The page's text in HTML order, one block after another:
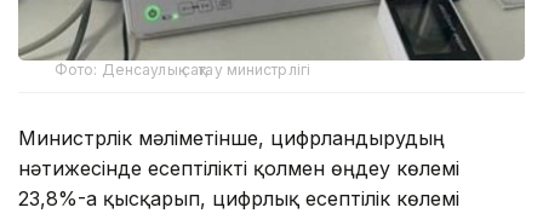
Фото: Денсаулық сақтау министрлігі
Министрлік мәліметінше, цифрландырудың
нәтижесінде есептілікті қолмен өңдеу көлемі
23,8%-ға қысқарып, цифрлық есептілік көлемі